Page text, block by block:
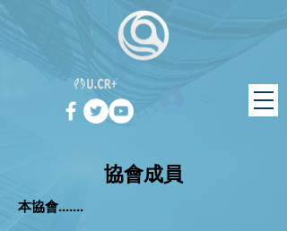
Se connecter
協會成員
本協會.......